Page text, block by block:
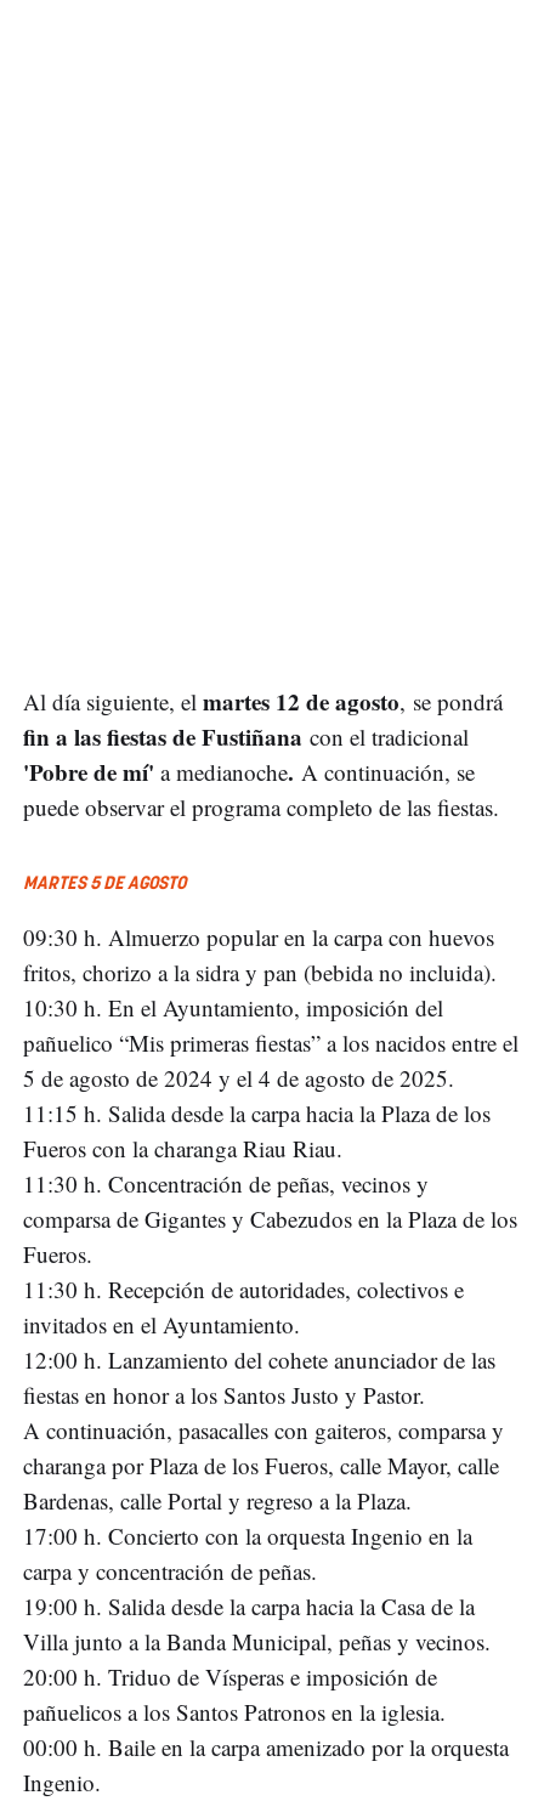
Al día siguiente, el martes 12 de agosto, se pondrá
fin a las fiestas de Fustiñana con el tradicional
'Pobre de mí' a medianoche. A continuación, se
puede observar el programa completo de las fiestas.
MARTES 5 DE AGOSTO
09:30 h. Almuerzo popular en la carpa con huevos
fritos, chorizo a la sidra y pan (bebida no incluida).
10:30 h. En el Ayuntamiento, imposición del
pañuelico “Mis primeras fiestas” a los nacidos entre el
5 de agosto de 2024 y el 4 de agosto de 2025.
11:15 h. Salida desde la carpa hacia la Plaza de los
Fueros con la charanga Riau Riau.
11:30 h. Concentración de peñas, vecinos y
comparsa de Gigantes y Cabezudos en la Plaza de los
Fueros.
11:30 h. Recepción de autoridades, colectivos e
invitados en el Ayuntamiento.
12:00 h. Lanzamiento del cohete anunciador de las
fiestas en honor a los Santos Justo y Pastor.
A continuación, pasacalles con gaiteros, comparsa y
charanga por Plaza de los Fueros, calle Mayor, calle
Bardenas, calle Portal y regreso a la Plaza.
17:00 h. Concierto con la orquesta Ingenio en la
carpa y concentración de peñas.
19:00 h. Salida desde la carpa hacia la Casa de la
Villa junto a la Banda Municipal, peñas y vecinos.
20:00 h. Triduo de Vísperas e imposición de
pañuelicos a los Santos Patronos en la iglesia.
00:00 h. Baile en la carpa amenizado por la orquesta
Ingenio.